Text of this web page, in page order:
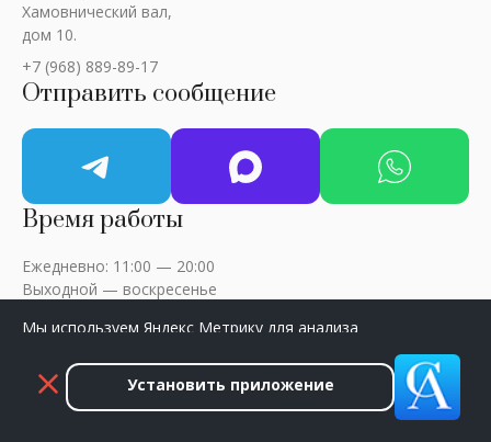
Хамовнический вал,
дом 10.
+7 (968) 889-89-17
Отправить сообщение
Время работы
Ежедневно: 11:00 — 20:00
Выходной — воскресенье
ART-CRITIC © 2018 - 2026 / Все права защищены
Установить приложение
Мы используем Яндекс Метрику для анализа
разрешить сбор данных.